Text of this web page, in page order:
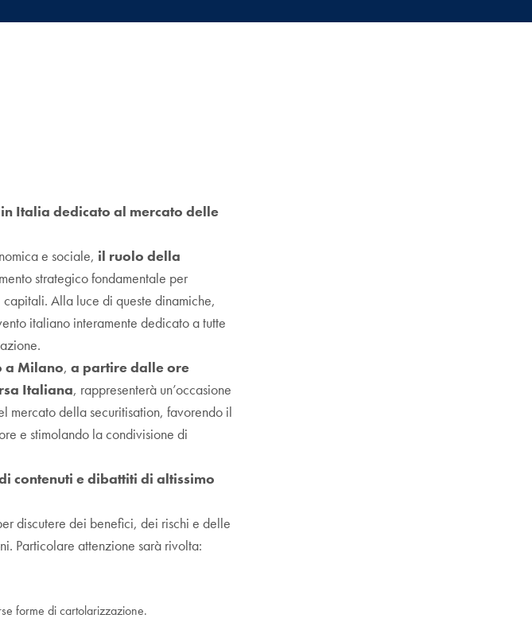
Italia dedicato al mercato delle
e sociale, il ruolo della
strategico fondamentale per
Alla luce di queste dinamiche,
italiano interamente dedicato a tutte
a Milano, a partire dalle ore
Italiana, rappresenterà un’occasione
mercato della securitisation, favorendo il
e stimolando la condivisione di
contenuti e dibattiti di altissimo
discutere dei benefici, dei rischi e delle
Particolare attenzione sarà rivolta:
forme di cartolarizzazione.